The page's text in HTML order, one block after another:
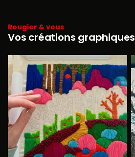
Rougier & vous
Vos créations graphiques